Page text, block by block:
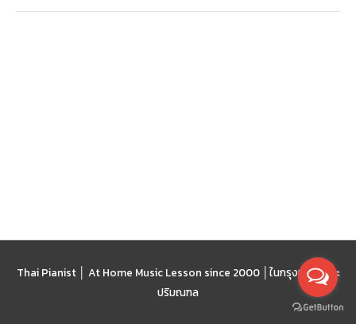
อย่าง
Thai Pianist │ At Home Music Lesson since 2000 │ ในกรุงเทพฯ และ
ปริมณฑล